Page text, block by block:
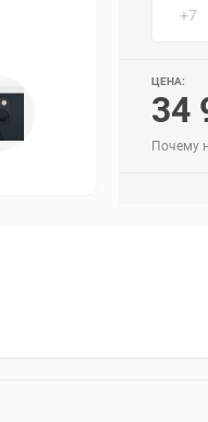
ЦЕНА:
34
Почему